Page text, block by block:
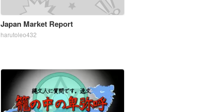
Japan Market Report
harutoleo432